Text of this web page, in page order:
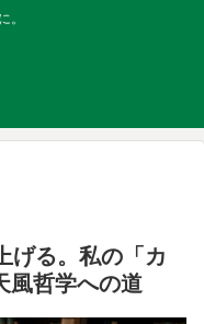
。
げる。私の「カ
風哲学への道